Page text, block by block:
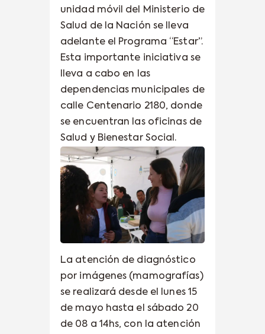
unidad móvil del Ministerio de
Salud de la Nación se lleva
adelante el Programa “Estar”.
Esta importante iniciativa se
lleva a cabo en las
dependencias municipales de
calle Centenario 2180, donde
se encuentran las oficinas de
Salud y Bienestar Social.
La atención de diagnóstico
por imágenes (mamografías)
se realizará desde el lunes 15
de mayo hasta el sábado 20
de 08 a 14hs, con la atención